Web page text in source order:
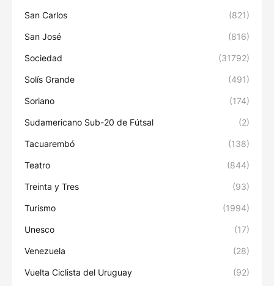
San Carlos (821)
San José (816)
Sociedad (31792)
Solís Grande (491)
Soriano (174)
Sudamericano Sub-20 de Fútsal (2)
Tacuarembó (138)
Teatro (844)
Treinta y Tres (93)
Turismo (1994)
Unesco (17)
Venezuela (28)
Vuelta Ciclista del Uruguay (92)